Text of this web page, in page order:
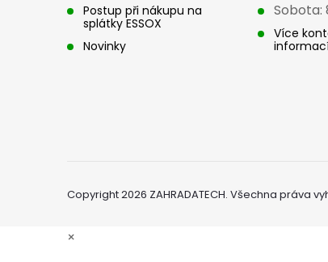
Postup při nákupu na
splátky ESSOX
Novinky
Sobota:
Více
Copyright 2026 ZAHRADATECH. Všechna práva
×